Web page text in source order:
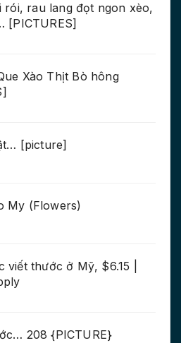
rói, rau lang đọt ngon xèo,
[PICTURES]
Xào Thịt Bò hông
[picture]
My (Flowers)
viết thước ở Mỹ, $6.15 |
208 {PICTURE}